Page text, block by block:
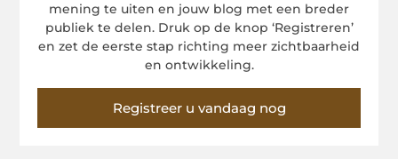
mening te uiten en jouw blog met een breder
publiek te delen. Druk op de knop ‘Registreren’
en zet de eerste stap richting meer zichtbaarheid
en ontwikkeling.
Registreer u vandaag nog